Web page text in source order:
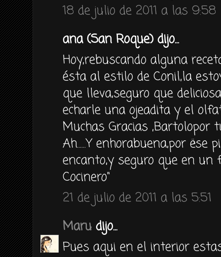
18 de julio de 2011 a las 9:58
ana (San Roque) dijo...
Hoy,rebuscando alguna
ésta al estilo de Conil,la
que lleva,seguro que
echarle una ojeadita y el
Muchas Gracias ,Bartolopor
Ah......Y enhorabuena,por ëse
encanto,y seguro que en un
Cocinero"
21 de julio de 2011 a las 5:51
Maru dijo...
Pues aqui en el interior